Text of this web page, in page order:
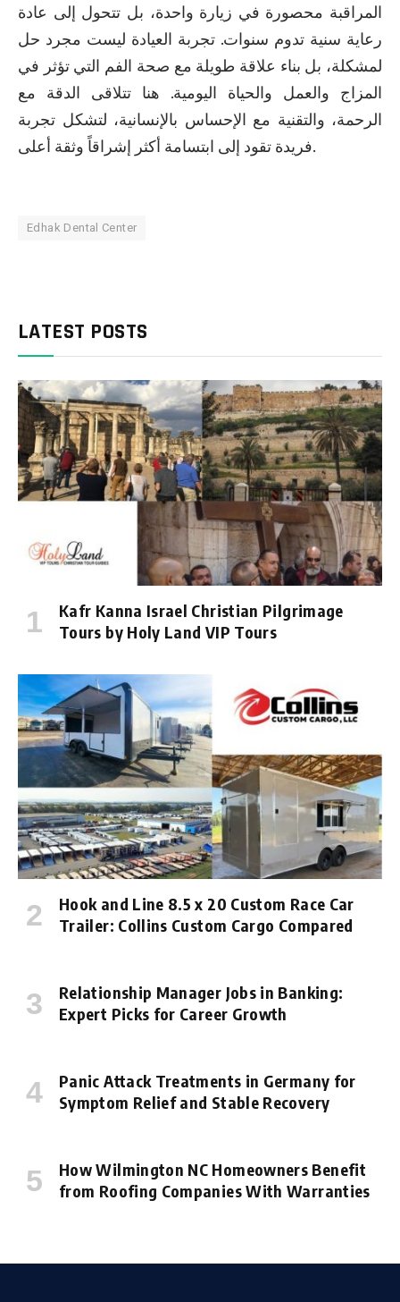
المراقبة محصورة في زيارة واحدة، بل تتحول إلى عادة
رعاية سنية تدوم سنوات. تجربة العيادة ليست مجرد حل
لمشكلة، بل بناء علاقة طويلة مع صحة الفم التي تؤثر في
المزاج والعمل والحياة اليومية. هنا تتلاقى الدقة مع
الرحمة، والتقنية مع الإحساس بالإنسانية، لتشكل تجربة
فريدة تقود إلى ابتسامة أكثر إشراقاً وثقة أعلى.
Edhak Dental Center
LATEST POSTS
Kafr Kanna Israel Christian Pilgrimage
Tours by Holy Land VIP Tours
Hook and Line 8.5 x 20 Custom Race Car
Trailer: Collins Custom Cargo Compared
Relationship Manager Jobs in Banking:
Expert Picks for Career Growth
Panic Attack Treatments in Germany for
Symptom Relief and Stable Recovery
How Wilmington NC Homeowners Benefit
from Roofing Companies With Warranties